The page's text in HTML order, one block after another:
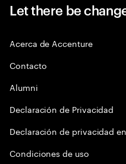
Let there be
Acerca de Accenture
Contacto
Alumni
Declaración de Privacidad
Declaración de privacidad
Condiciones de uso